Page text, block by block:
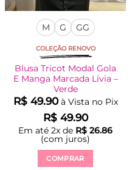
M G GG
COLEÇÃO RENOVO
Blusa Tricot Modal Gola
E Manga Marcada Lívia –
Verde
R$49.90 à Vista no Pix
R$49.90
Em até 2x de R$ 26.86
(com juros)
COMPRAR